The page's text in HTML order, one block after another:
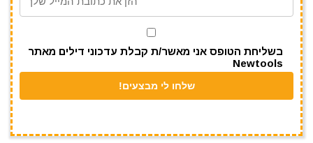
בשליחת הטופס אני מאשר/ת קבלת עדכוני דילים מאתר
Newtools